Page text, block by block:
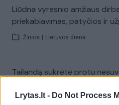
Lrytas.lt - Do Not Process
Liūdna vyresnio amžiaus
priekabiavimas, patyčios ir
Žinios Lietuvos diena
Tailandą sukrėtė protu
Žinios | Pasaulis